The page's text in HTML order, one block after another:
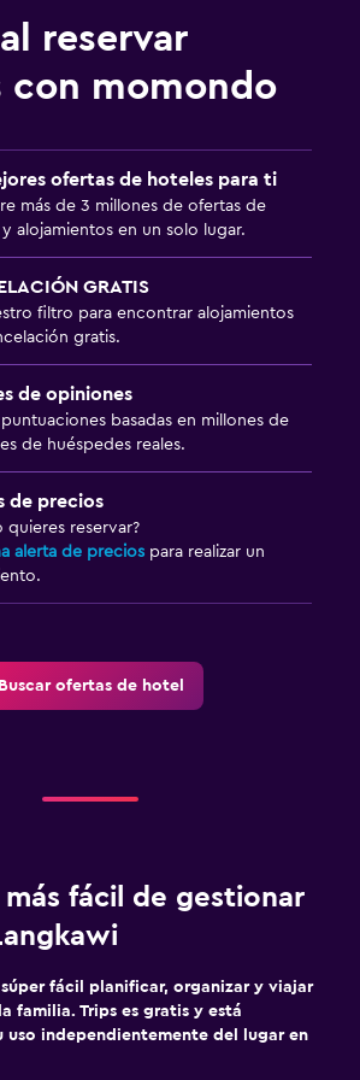
instalaciones
turística
(botanas)
reservar
con momondo
ofertas de hoteles para ti
más de 3 millones de ofertas de
alojamientos en un solo lugar.
GRATIS
filtro para encontrar alojamientos
gratis.
de opiniones
puntuaciones basadas en millones de
de huéspedes reales.
de precios
quieres reservar?
alerta de precios para realizar un
Buscar ofertas de hotel
más fácil de gestionar
súper fácil planificar, organizar y viajar
familia. Trips es gratis y está
uso independientemente del lugar en